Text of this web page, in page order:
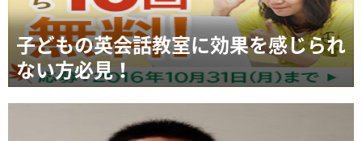
子どもの英会話教室に効果を感じられ
ない方必見！